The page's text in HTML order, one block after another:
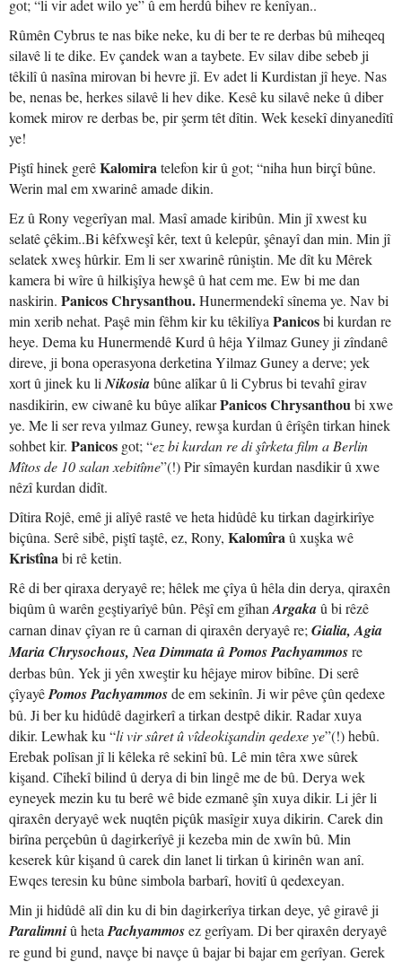
got; “li vir adet wilo ye” û em herdû bihev re kenîyan..
Rûmên Cybrus te nas bike neke, ku di ber te re derbas bû miheqeq
silavê li te dike. Ev çandek wan a taybete. Ev silav dibe sebeb ji
têkilî û nasîna mirovan bi hevre jî. Ev adet li Kurdistan jî heye. Nas
be, nenas be, herkes silavê li hev dike. Kesê ku silavê neke û diber
komek mirov re derbas be, pir şerm têt dîtin. Wek kesekî dinyanedîtî
ye!
Piştî hinek gerêKalomiratelefon kir û got; “niha hun birçî bûne.
Werin mal em xwarinê amade dikin.
Ez û Rony vegerîyan mal. Masî amade kiribûn. Min jî xwest ku
selatê çêkim..Bi kêfxweşî kêr, text û kelepûr, şênayî dan min. Min jî
selatek xweş hûrkir. Em li ser xwarinê rûniştin. Me dît ku Mêrek
kamera bi wîre û hilkişîya hewşê û hat cem me. Ew bi me dan
naskirin. Panicos Chrysanthou.Hunermendekî sînema ye. Nav bi
min xerib nehat. Paşê min fêhm kir ku têkilîya Panicosbi kurdan re
heye. Dema ku Hunermendê Kurd û hêja Yilmaz Guney ji zîndanê
direve, ji bona operasyona derketina Yilmaz Guney a derve; yek
xort û jinek ku li Nikosiabûne alîkar û li Cybrus bi tevahî girav
nasdikirin, ew ciwanê ku bûye alîkarPanicos Chrysanthoubi xwe
ye. Me li ser reva yılmaz Guney, rewşa kurdan û êrîşên tirkan hinek
sohbet kir. Panicos got; “ez bi kurdan re di şîrketa film a Berlin
Mîtos de 10 salan xebitîme”(!) Pir sîmayên kurdan nasdikir û xwe
nêzî kurdan didît.
Dîtira Rojê, emê ji alîyê rastê ve heta hidûdê ku tirkan dagirkirîye
biçûna. Serê sibê, piştî taştê, ez, Rony, Kalomîraû xuşka wê
Kristînabi rê ketin.
Rê di ber qiraxa deryayê re; hêlek me çîya û hêla din derya, qiraxên
biqûm û warên geştiyarîyê bûn. Pêşî em gîhan Argakaû bi rêzê
carnan dinav çîyan re û carnan di qiraxên deryayê re; Gialia, Agia
Maria Chrysochous, Nea Dimmata û Pomos Pachyammosre
derbas bûn. Yek ji yên xweştir ku hêjaye mirov bibîne. Di serê
çîyayêPomos Pachyammosde em sekinîn. Ji wir pêve çûn qedexe
bû. Ji ber ku hidûdê dagirkerî a tirkan destpê dikir. Radar xuya
dikir. Lewhak ku “li vir sûret û vîdeokişandin qedexe ye”(!) hebû.
Erebak polîsan jî li kêleka rê sekinî bû. Lê min têra xwe sûrek
kişand. Cîhekî bilind û derya di bin lingê me de bû. Derya wek
eyneyek mezin ku tu berê wê bide ezmanê şîn xuya dikir. Li jêr li
qiraxên deryayê wek nuqtên piçûk masîgir xuya dikirin. Carek din
birîna perçebûn û dagirkerîyê ji kezeba min de xwîn bû. Min
keserek kûr kişand û carek din lanet li tirkan û kirinên wan anî.
Ewqes teresin ku bûne simbola barbarî, hovitî û qedexeyan.
Min ji hidûdê alî din ku di bin dagirkerîya tirkan deye, yê giravê ji
Paralimniû heta Pachyammosez gerîyam. Di ber qiraxên deryayê
re gund bi gund, navçe bi navçe û bajar bi bajar em gerîyan. Gerek